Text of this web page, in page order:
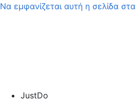
Να εμφανίζεται αυτή η σελίδα στα
JustDo